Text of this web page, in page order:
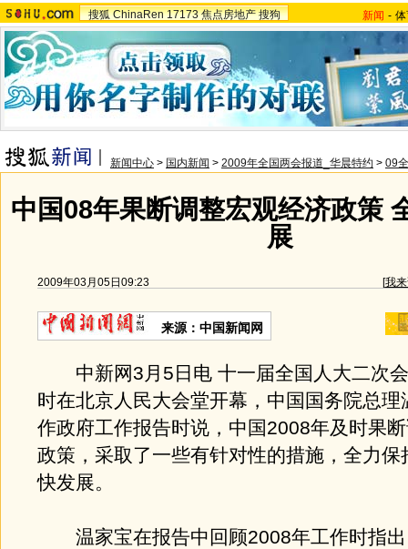
搜狐 ChinaRen 17173 焦点房地产 搜狗 新闻 -
新闻中心 > 国内新闻 > 2009年全国两会报道_华晨特约 > 09
中国08年果断调整宏观经济政策
展
2009年03月05日09:23 [我
来源：中国新闻网
中新网3月5日电 十一届全国人大二次
时在北京人民大会堂开幕，中国国务院总理
作政府工作报告时说，中国2008年及时果
政策，采取了一些有针对性的措施，全力保
快发展。
温家宝在报告中回顾2008年工作时指出